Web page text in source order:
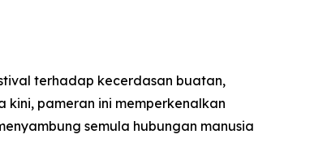
terhadap kecerdasan buatan,
pameran ini memperkenalkan
semula hubungan manusia